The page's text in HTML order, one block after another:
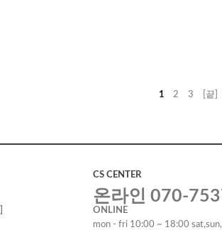
1 2 3 [끝]
CS CENTER
온라인 070-
ONLINE
mon - fri 10:00 ~ 18:00